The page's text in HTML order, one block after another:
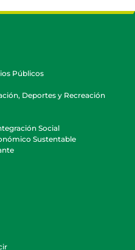
Públicos
Deportes y Recreación
Social
Sustentable